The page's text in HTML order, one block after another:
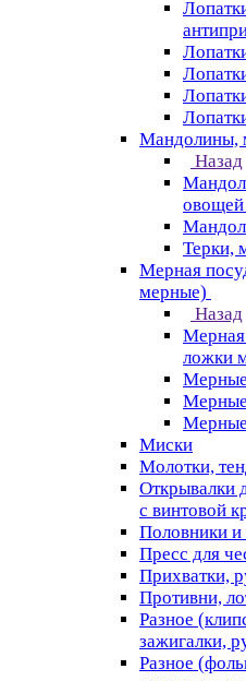
Мандолины,
Назад
овощей
Терки,
Мерная
мерные)
Назад
Мерная
ложки
Мерные
Миски
Молотки,
Открывалки
с винтовой
Половники и
Пресс для
Прихватки,
Противни,
Разное
зажигалки,
Разное